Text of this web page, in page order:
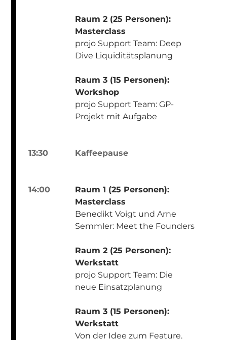
Raum 2 (25 Personen):
Masterclass
projo Support Team: Deep
Dive Liquiditätsplanung
Raum 3 (15 Personen):
Workshop
projo Support Team: GP-
Projekt mit Aufgabe
13:30 Kaffeepause
14:00
Raum 1 (25 Personen):
Masterclass
Benedikt Voigt und Arne
Semmler: Meet the Founders
Raum 2 (25 Personen):
Werkstatt
projo Support Team: Die
neue Einsatzplanung
Raum 3 (15 Personen):
Werkstatt
Von der Idee zum Feature.